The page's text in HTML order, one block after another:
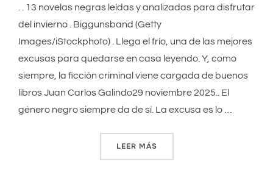
. . 13 novelas negras leídas y analizadas para disfrutar
del invierno . Biggunsband (Getty
Images/iStockphoto) . Llega el frío, una de las mejores
excusas para quedarse en casa leyendo. Y, como
siempre, la ficción criminal viene cargada de buenos
libros Juan Carlos Galindo29 noviembre 2025.. El
género negro siempre da de sí. La excusa es lo …
LEER MÁS